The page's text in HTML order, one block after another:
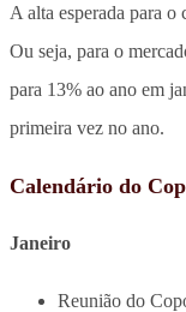
A alta esperada para
Ou seja, para o
para 13% ao ano em
primeira vez no ano.
Calendário do
Janeiro
Reunião do